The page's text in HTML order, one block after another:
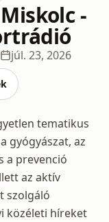
-
júl. 23, 2026
tematikus
gyógyászat, az
a prevenció
az aktív
szolgáló
közéleti híreket